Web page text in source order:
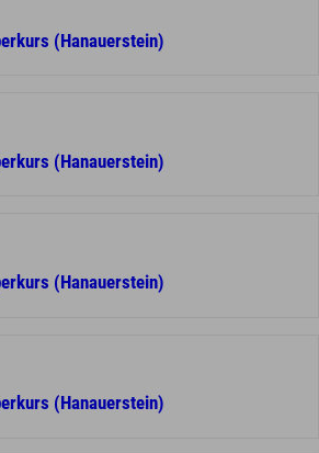
(Hanauerstein)
(Hanauerstein)
(Hanauerstein)
(Hanauerstein)